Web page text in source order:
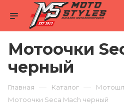
Мотоочки
черный
Главная — Каталог —
Мотоочки Seca Mach черный